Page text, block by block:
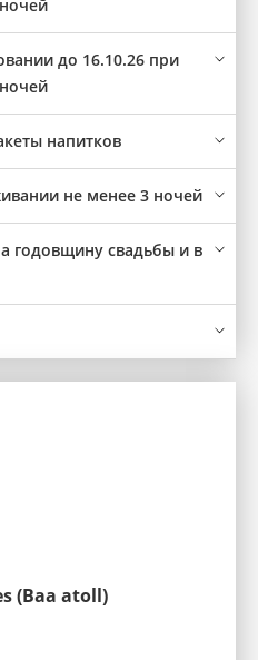
до 16.10.26 при
напитков
не менее 3 ночей
годовщину свадьбы и в
(Baa atoll)